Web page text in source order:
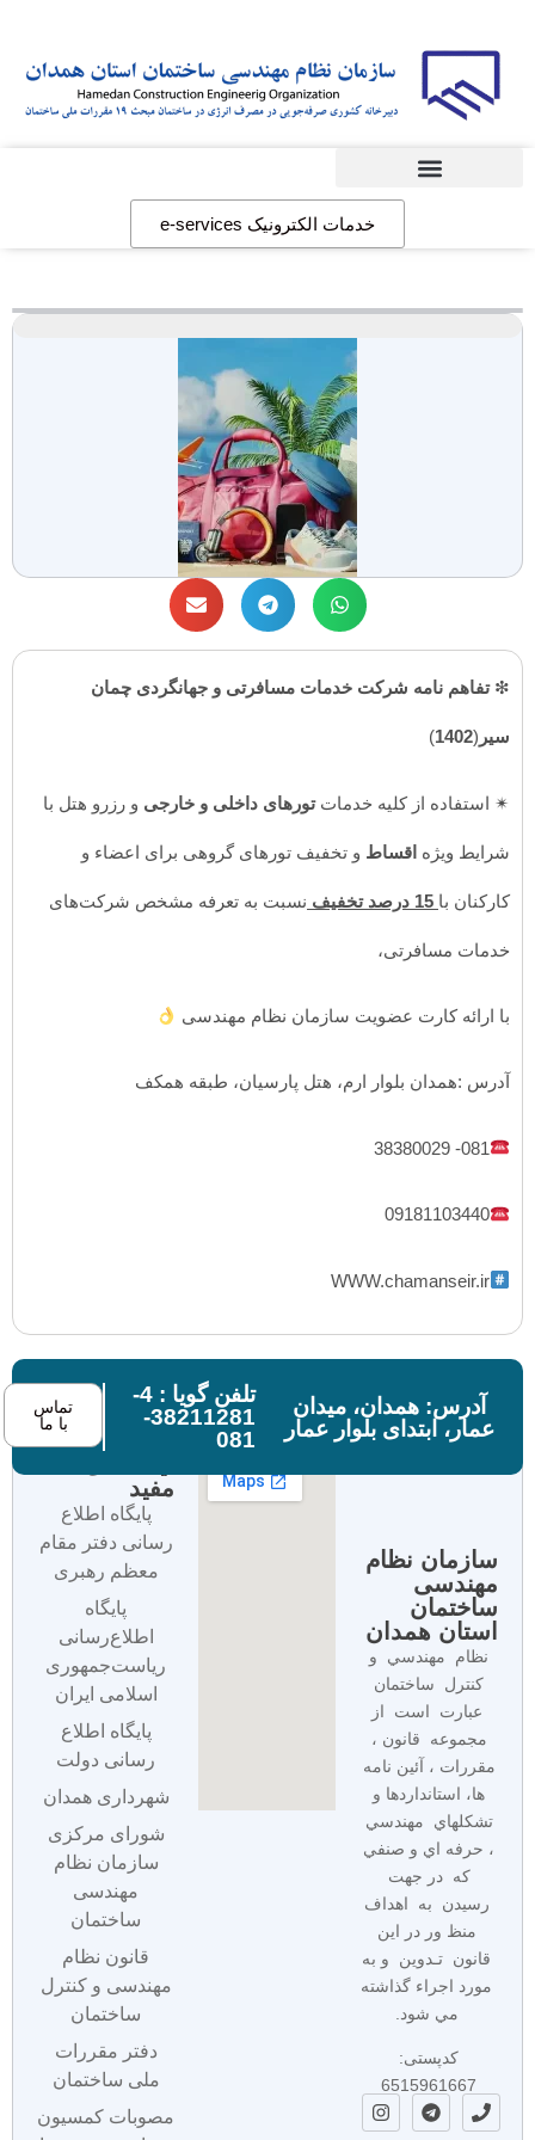
خدمات الکترونیک e-services
❇تفاهم نامه شرکت خدمات مسافرتی و جهانگردی چمان
سیر (
1402
)
✴ استفاده از کلیه خدماتتورهای داخلی و خارجی و رزرو هتل با
شرایط ویژه اقساط و تخفیف تورهای گروهی برای اعضاء و
کارکنان با نسبت به تعرفه مشخص شرکت‌های
خدمات مسافرتی،
با ارائه کارت عضویت سازمان نظام مهندسی
آدرس :همدان بلوار ارم، هتل پارسیان، طبقه همکف
081- 38380029
09181103440
WWW.chamanseir.ir
آدرس: همدان، میدان
عمار، ابتدای بلوار عمار
تلفن گویا : 4-
38211281-
081
تماس
با ما
سازمان نظام
مهندسی
ساختمان
استان همدان
نظام مهندسي و
كنترل ساختمان
عبارت است از
مجموعه قانون ،
مقررات ، آئين نامه
ها، استانداردها و
تشكلهاي مهندسي
، حرفه اي و صنفي
كه در جهت
رسيدن به اهداف
منظ ور در اين
قانون تـدوين و به
مورد اجراء گذاشته
مي شود.
کدپستی:
6515961667
مفید
پایگاه اطلاع
رسانی دفتر مقام
معظم رهبری
پایگاه
اطلاع‌رسانی
ریاست‌جمهوری
اسلامی ایران
پایگاه اطلاع
رسانی دولت
شهرداری همدان
شورای مرکزی
سازمان نظام
مهندسی
ساختمان
قانون نظام
مهندسی و کنترل
ساختمان
دفتر مقررات
ملی ساختمان
مصوبات کمسیون